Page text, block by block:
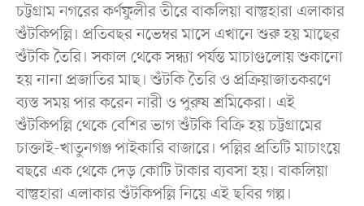
চট্টগ্রাম নগরের কর্ণফুলীর তীরে বাকলিয়া বাস্তুহারা এলাকার
শুঁটকিপল্লি। প্রতিবছর নভেম্বর মাসে এখানে শুরু হয় মাছের
শুঁটকি তৈরি। সকাল থেকে সন্ধ্যা পর্যন্ত মাচাগুলোয় শুকানো
হয় নানা প্রজাতির মাছ। শুঁটকি তৈরি ও প্রক্রিয়াজাতকরণে
ব্যস্ত সময় পার করেন নারী ও পুরুষ শ্রমিকেরা। এই
শুঁটকিপল্লি থেকে বেশির ভাগ শুঁটকি বিক্রি হয় চট্টগ্রামের
চাক্তাই-খাতুনগঞ্জ পাইকারি বাজারে। পল্লির প্রতিটি মাচাংয়ে
বছরে এক থেকে দেড় কোটি টাকার ব্যবসা হয়। বাকলিয়া
বাস্তুহারা এলাকার শুঁটকিপল্লি নিয়ে এই ছবির গল্প।